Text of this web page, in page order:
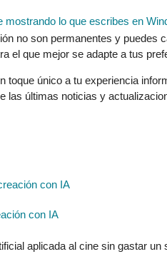
no son permanentes y puedes
el que mejor se adapte a tus
toque único a tu experiencia
las últimas noticias y
con IA
aplicada al cine sin gastar un